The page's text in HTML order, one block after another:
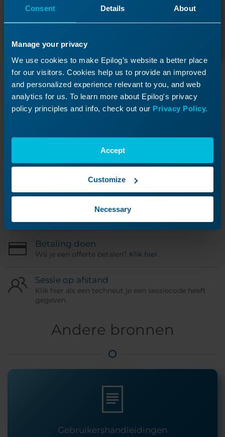
Consent Details About
Manage your privacy
We use cookies to make Epilog’s website a better place
for our visitors. Cookies help us to provide an improved
and personalized experience relevant to you, and web
analytics for us. To learn more about Epilog's privacy
policy principles and info, check out our Privacy Policy.
Accept
Customize
Necessary
Hulpbronnen
Gebruikershandleidingen
Software- en firmwaredownloads
Zorg dat je machine up-to-date blijft met de
Bestelstatus
Gebruik je ORD-nummer om te kijken hoe het met
Betaling doen
Wil je een offerte betalen? Klik hier.
Sessie op afstand
Klik hier als een techneut je een sessiecode heeft
gegeven.
Andere bronnen
Gebruikershandleidingen